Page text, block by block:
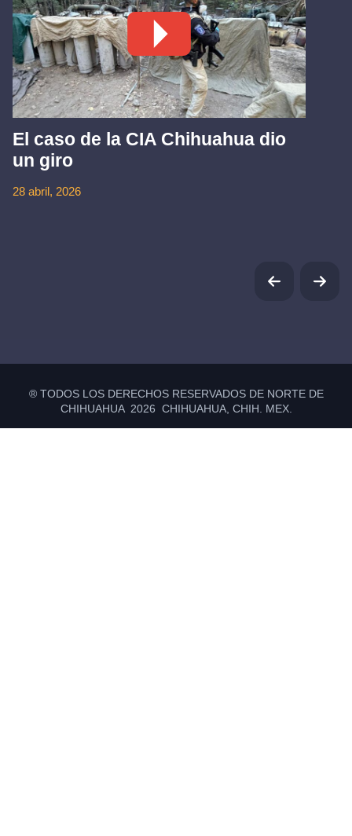
El caso de la CIA Chihuahua dio
un giro
28 abril, 2026
® TODOS LOS DERECHOS RESERVADOS DE NORTE DE
CHIHUAHUA 2026 CHIHUAHUA, CHIH. MEX.